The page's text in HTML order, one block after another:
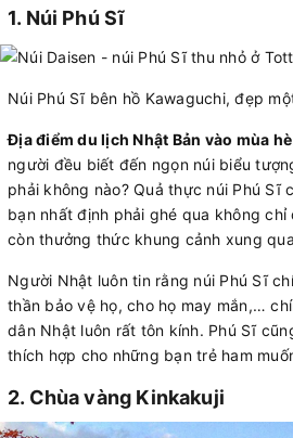
1. Núi Phú Sĩ
Núi Phú Sĩ bên hồ Kawaguchi, đẹp
Địa điểm du lịch Nhật Bản vào mùa hè
người đều biết đến ngọn núi biểu
phải không nào? Quả thực núi Phú Sĩ
bạn nhất định phải ghé qua không chỉ
còn thưởng thức khung cảnh xung
Người Nhật luôn tin rằng núi Phú Sĩ
thần bảo vệ họ, cho họ may mắn,…
dân Nhật luôn rất tôn kính. Phú Sĩ
thích hợp cho những bạn trẻ ham
2. Chùa vàng Kinkakuji